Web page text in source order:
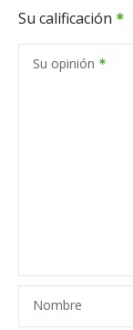
Su calificación
Su opinión
Nombre